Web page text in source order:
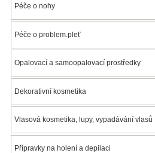
Péče o nohy
Péče o problem.pleť
Opalovací a samoopalovací prostředky
Dekorativní kosmetika
Vlasová kosmetika, lupy, vypadávání vlasů
Přípravky na holení a depilaci